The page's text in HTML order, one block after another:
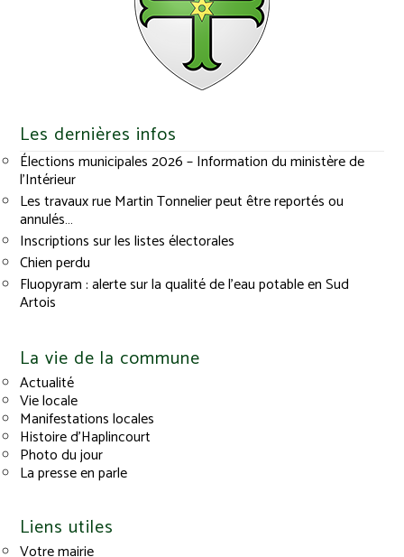
Les dernières infos
Élections municipales 2026 – Information du ministère de
l’Intérieur
Les travaux rue Martin Tonnelier peut être reportés ou
annulés…
Inscriptions sur les listes électorales
Chien perdu
Fluopyram : alerte sur la qualité de l’eau potable en Sud
Artois
La vie de la commune
Actualité
Vie locale
Manifestations locales
Histoire d’Haplincourt
Photo du jour
La presse en parle
Liens utiles